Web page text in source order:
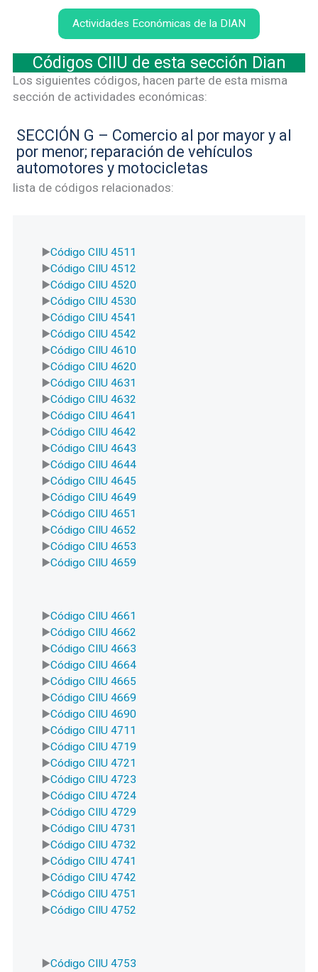
Actividades Económicas de la DIAN
Códigos CIIU de esta sección Dian
Los siguientes códigos, hacen parte de esta misma
sección de actividades económicas:
SECCIÓN G – Comercio al por mayor y al
por menor; reparación de vehículos
automotores y motocicletas
lista de códigos relacionados:
Código CIIU 4511
Código CIIU 4512
Código CIIU 4520
Código CIIU 4530
Código CIIU 4541
Código CIIU 4542
Código CIIU 4610
Código CIIU 4620
Código CIIU 4631
Código CIIU 4632
Código CIIU 4641
Código CIIU 4642
Código CIIU 4643
Código CIIU 4644
Código CIIU 4645
Código CIIU 4649
Código CIIU 4651
Código CIIU 4652
Código CIIU 4653
Código CIIU 4659
Código CIIU 4661
Código CIIU 4662
Código CIIU 4663
Código CIIU 4664
Código CIIU 4665
Código CIIU 4669
Código CIIU 4690
Código CIIU 4711
Código CIIU 4719
Código CIIU 4721
Código CIIU 4723
Código CIIU 4724
Código CIIU 4729
Código CIIU 4731
Código CIIU 4732
Código CIIU 4741
Código CIIU 4742
Código CIIU 4751
Código CIIU 4752
Código CIIU 4753